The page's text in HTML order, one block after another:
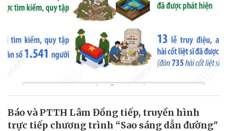
Báo và PTTH Lâm Đồng tiếp, truyền hình
trực tiếp chương trình “Sao sáng dẫn đường"